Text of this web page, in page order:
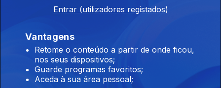
Celina Faria
Diário Regional 09:30, 27/07/2026, Edição de Celina Faria
Diário Regional 08:30, 27/07/2026, Edição de
Celina Faria
Entrar (utilizadores registados)
Vantagens
Retome o conteúdo a partir de onde ficou,
nos seus dispositivos;
Guarde programas favoritos;
Aceda à sua área pessoal;